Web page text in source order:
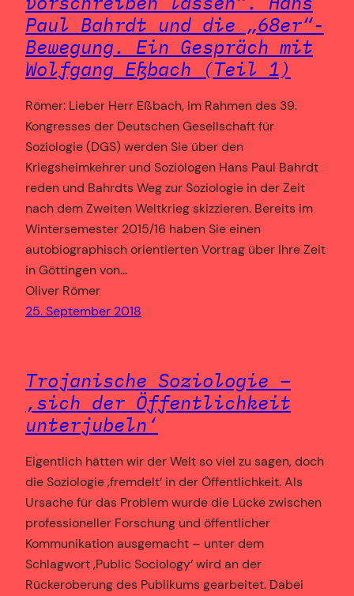
Paul Bahrdt und die „68er“-
Bewegung. Ein Gespräch mit
Wolfgang Eßbach (Teil 1)
Römer: Lieber Herr Eßbach, im Rahmen des 39.
Kongresses der Deutschen Gesellschaft für
Soziologie (DGS) werden Sie über den
Kriegsheimkehrer und Soziologen Hans Paul Bahrdt
reden und Bahrdts Weg zur Soziologie in der Zeit
nach dem Zweiten Weltkrieg skizzieren. Bereits im
Wintersemester 2015/16 haben Sie einen
autobiographisch orientierten Vortrag über Ihre Zeit
in Göttingen von…
Oliver Römer
25. September 2018
Trojanische Soziologie –
‚sich der Öffentlichkeit
unterjubeln‘
Eigentlich hätten wir der Welt so viel zu sagen, doch
die Soziologie ‚fremdelt‘ in der Öffentlichkeit. Als
Ursache für das Problem wurde die Lücke zwischen
professioneller Forschung und öffentlicher
Kommunikation ausgemacht – unter dem
Schlagwort ‚Public Sociology‘ wird an der
Rückeroberung des Publikums gearbeitet. Dabei